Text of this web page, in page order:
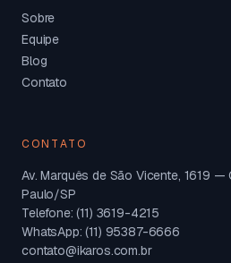
Sobre
Equipe
Blog
Contato
CONTATO
Av. Marquês de São Vicente, 1619 —
Paulo/SP
Telefone: (11) 3619-4215
WhatsApp: (11) 95387-6666
contato@ikaros.com.br